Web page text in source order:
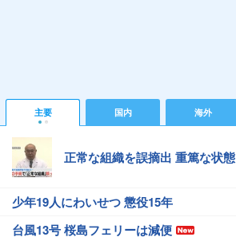
主要 国内 海外
正常な組織を誤摘出 重篤な状態
少年19人にわいせつ 懲役15年
台風13号 桜島フェリーは減便